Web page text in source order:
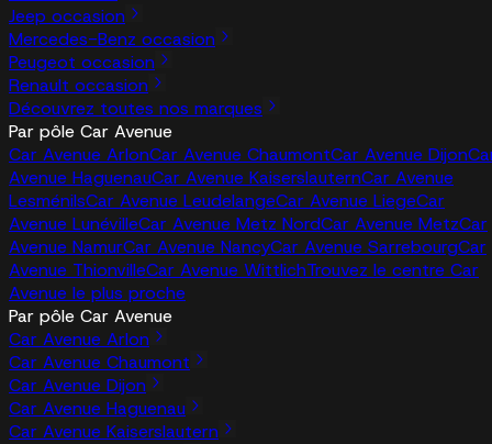
Jeep occasion
Mercedes-Benz occasion
Peugeot occasion
Renault occasion
Découvrez toutes nos marques
Par pôle Car Avenue
Car Avenue ArlonCar Avenue ChaumontCar Avenue Dijon
Avenue HaguenauCar Avenue KaiserslauternCar Avenue
LesménilsCar Avenue LeudelangeCar Avenue LiegeCar
Avenue LunévilleCar Avenue Metz NordCar Avenue MetzCar
Avenue NamurCar Avenue NancyCar Avenue SarrebourgCar
Avenue ThionvilleCar Avenue WittlichTrouvez le centre Car
Avenue le plus proche
Par pôle Car Avenue
Car Avenue Arlon
Car Avenue Chaumont
Car Avenue Dijon
Car Avenue Haguenau
Car Avenue Kaiserslautern